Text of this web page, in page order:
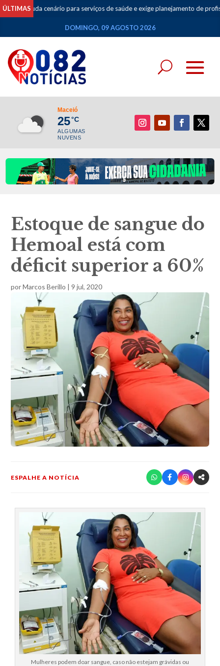
ÚLTIMAScenário para serviços de saúde e exige planejamento de profissionais
DOMINGO, 09 AGOSTO 2026
Maceió
25°C
ALGUMAS
NUVENS
Estoque de sangue do
Hemoal está com
déficit superior a 60%
porMarcos Berillo |9 jul, 2020
ESPALHE A NOTÍCIA
Mulheres podem doar sangue, caso não estejam grávidas ou